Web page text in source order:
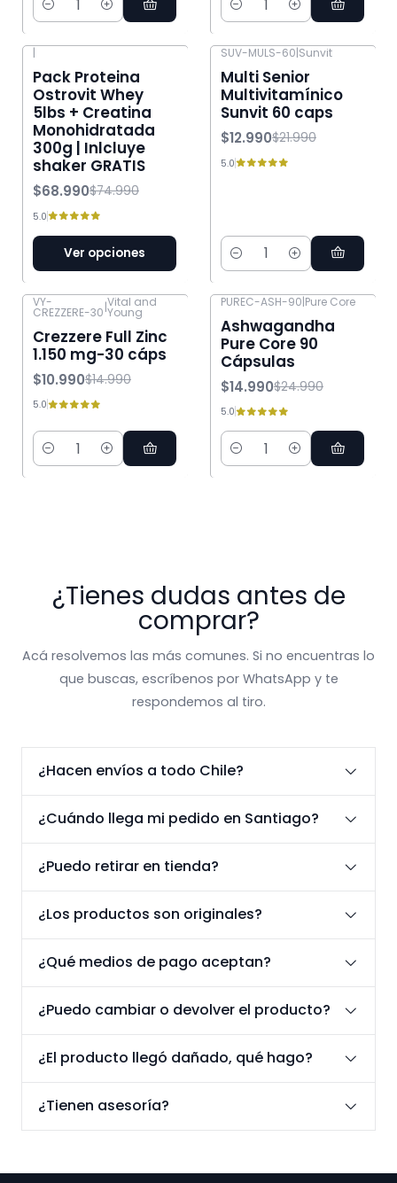
Cantidad Cantidad
|
Pack Proteina
Ostrovit Whey
5lbs + Creatina
Monohidratada
300g | Inlcluye
shaker GRATIS
$68.990$74.990
5.0
Ver opciones
SUV-MULS-60|Sunvit
Multi Senior
Multivitamínico
Sunvit 60 caps
$12.990$21.990
5.0
Cantidad
-27% OFF
VY-
CREZZERE-30|Vital and
Young
Crezzere Full Zinc
1.150 mg-30 cáps
$10.990$14.990
5.0
Cantidad
PUREC-ASH-90|Pure Core
Ashwagandha
Pure Core 90
Cápsulas
$14.990$24.990
5.0
Cantidad
¿Tienes dudas antes de
comprar?
Acá resolvemos las más comunes. Si no encuentras lo
que buscas, escríbenos por WhatsApp y te
respondemos al tiro.
¿Hacen envíos a todo Chile?
¿Cuándo llega mi pedido en Santiago?
¿Puedo retirar en tienda?
¿Los productos son originales?
¿Qué medios de pago aceptan?
¿Puedo cambiar o devolver el producto?
¿El producto llegó dañado, qué hago?
¿Tienen asesoría?